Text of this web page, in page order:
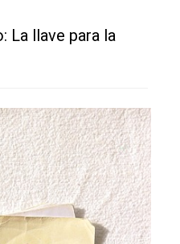
La llave para la